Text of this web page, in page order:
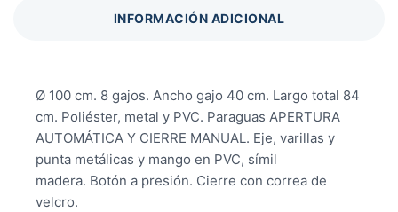
INFORMACIÓN ADICIONAL
Ø 100 cm. 8 gajos. Ancho gajo 40 cm. Largo total 84
cm. Poliéster, metal y PVC. Paraguas APERTURA
AUTOMÁTICA Y CIERRE MANUAL. Eje, varillas y
punta metálicas y mango en PVC, símil
madera. Botón a presión. Cierre con correa de
velcro.